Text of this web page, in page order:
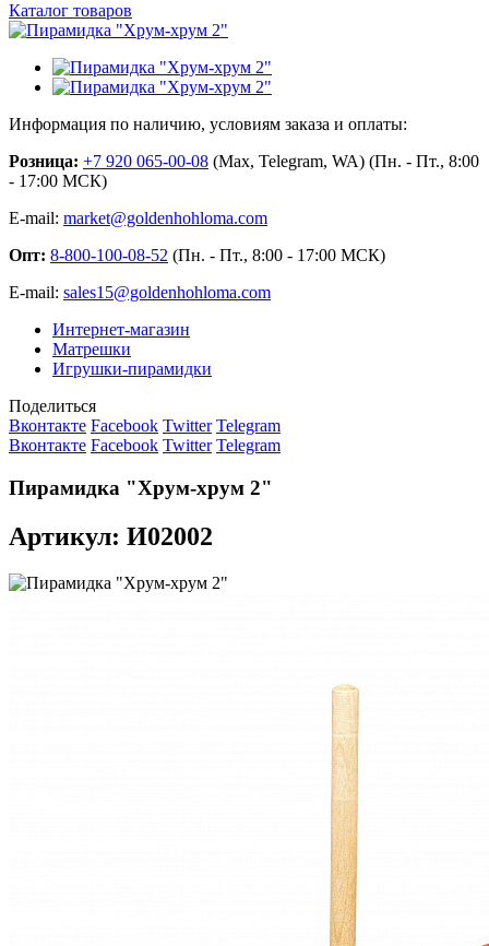
Каталог товаров
Информация по наличию, условиям заказа и оплаты:
Розница: +7 920 065-00-08 (Max, Telegram, WA) (Пн. - Пт., 8:00
- 17:00 МСК)
E-mail: market@goldenhohloma.com
Опт: 8-800-100-08-52 (Пн. - Пт., 8:00 - 17:00 МСК)
E-mail: sales15@goldenhohloma.com
Интернет-магазин
Матрешки
Игрушки-пирамидки
Поделиться
Вконтакте Facebook Twitter Telegram
Вконтакте Facebook Twitter Telegram
Пирамидка "Хрум-хрум 2"
Артикул: И02002